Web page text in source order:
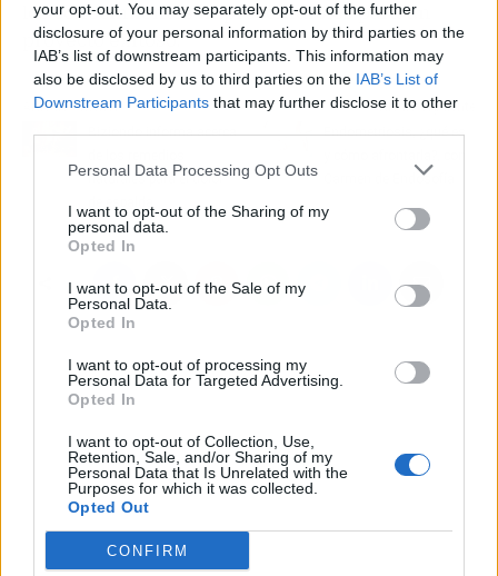
your opt-out. You may separately opt-out of the further
disclosure of your personal information by third parties on the
IAB’s list of downstream participants. This information may
also be disclosed by us to third parties on the IAB’s List of
Downstream Participants that may further disclose it to other
Personal Data Processing Opt Outs
I want to opt-out of the Sharing of my
personal data.
Opted In
I want to opt-out of the Sale of my
Personal Data.
Opted In
I want to opt-out of processing my
Personal Data for Targeted Advertising.
Opted In
I want to opt-out of Collection, Use,
Retention, Sale, and/or Sharing of my
Personal Data that Is Unrelated with the
Purposes for which it was collected.
Opted Out
CONFIRM
los conocimientos imprescindibles para un
proyecto exitoso.
Artículo anterior
Biziondo informa acerca
naturales para el dolor
Artículo siguiente
Endometriosis, ¿qué es
Carmen de Endosofía